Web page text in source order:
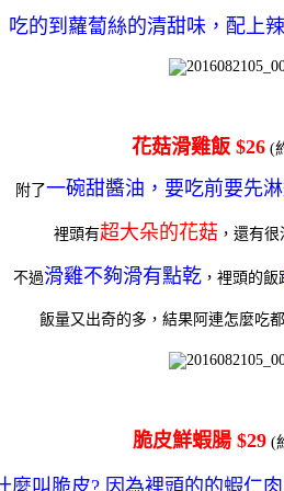
吃的到蘿蔔絲的清甜味，配上
花菇滑雞飯 $26 (
附了一碗甜醬油，要吃前要先
裡頭有超大朵的花菇 ，還有
不過滑雞不夠滑有點乾 ，裡頭的飯
飯量又出奇的多，結果阿連怎麼吃
脆皮鮮蝦腸 $29(
麼叫脆皮? 因為裡頭的的蝦仁